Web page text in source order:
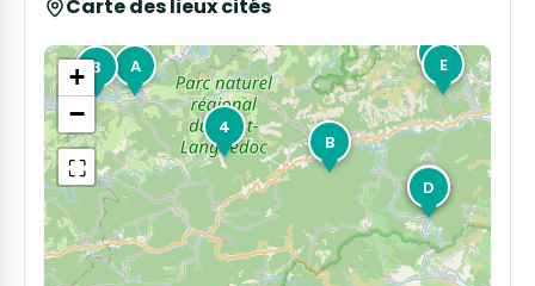
Carte des lieux cités
2
3
4
5
A
B
D
E
+
−
⛶